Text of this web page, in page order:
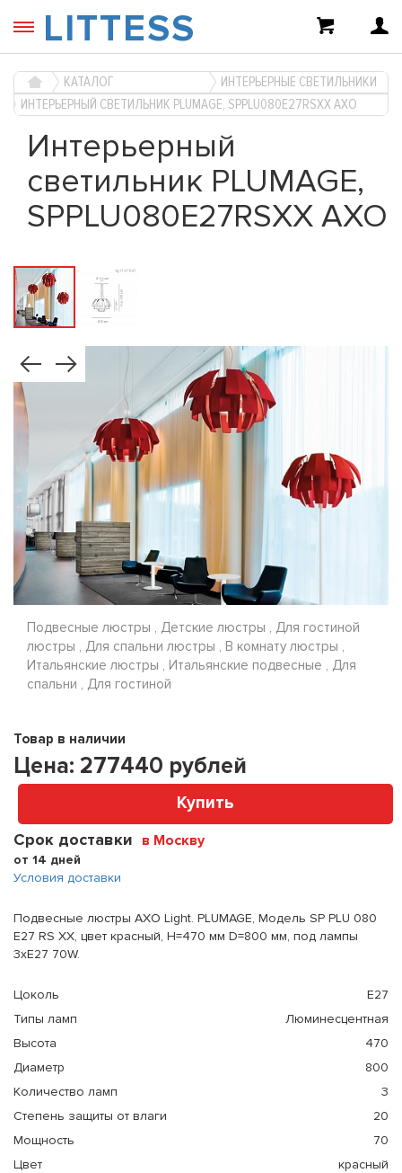
LITTESS
КАТАЛОГ
ИНТЕРЬЕРНЫЕ СВЕТИЛЬНИКИ
ИНТЕРЬЕРНЫЙ СВЕТИЛЬНИК PLUMAGE, SPPLU080E27RSXX AXO
Интерьерный
светильник PLUMAGE,
SPPLU080E27RSXX AXO
Подвесные люстры , Детские люстры , Для гостиной
люстры , Для спальни люстры , В комнату люстры ,
Итальянские люстры , Итальянские подвесные , Для
спальни , Для гостиной
Товар в наличии
Цена: 277440 рублей
Купить
Срок доставки в Москву
от 14 дней
Условия доставки
Подвесные люстры AXO Light. PLUMAGE, Модель SP PLU 080
E27 RS XX, цвет красный, H=470 мм D=800 мм, под лампы
3xE27 70W.
Цоколь
E27
Типы ламп
Люминесцентная
Высота
470
Диаметр
800
Количество ламп
3
Степень защиты от влаги
20
Мощность
70
Цвет
красный